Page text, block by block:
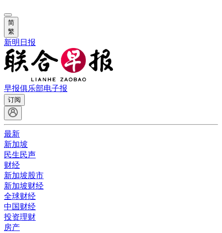
简
繁
新明日报
早报俱乐部电子报
订阅
最新
新加坡
民生民声
财经
新加坡股市
新加坡财经
全球财经
中国财经
投资理财
房产